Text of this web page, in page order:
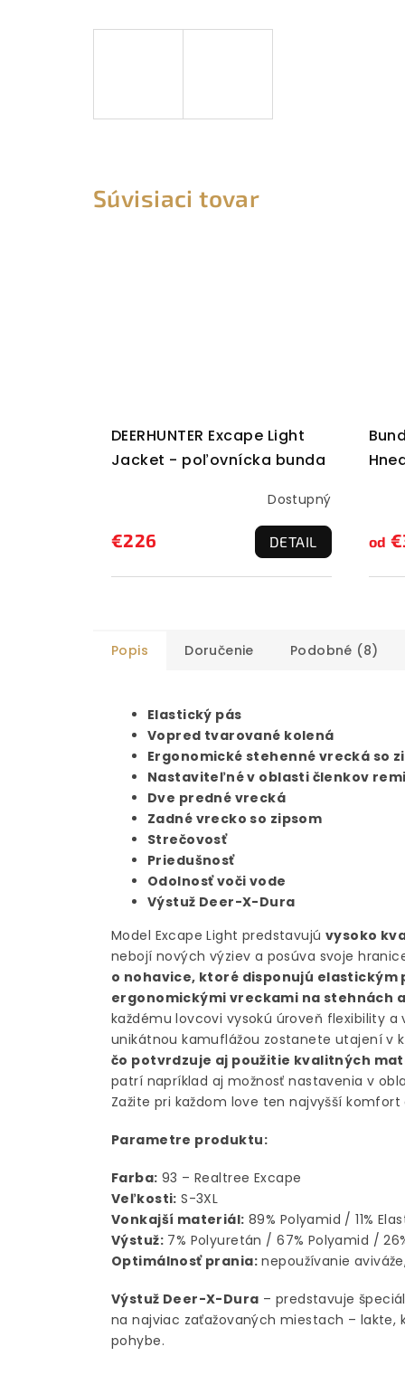
Súvisiaci tovar
DEERHUNTER Excape Light
Jacket - poľovnícka bunda
Dostupný
€226 DETAIL od
Popis Doručenie Podobné (8)
Elastický pás
Vopred tvarované kolená
Ergonomické stehenné vrecká so
Nastaviteľné v oblasti členkov
Dve predné vrecká
Zadné vrecko so zipsom
Strečovosť
Priedušnosť
Odolnosť voči vode
Výstuž Deer-X-Dura
Model Excape Light predstavujú vysoko
nebojí nových výziev a posúva svoje
o nohavice, ktoré disponujú
ergonomickými vreckami na stehnách
každému lovcovi vysokú úroveň flexibility
unikátnou kamuflážou zostanete utajení v
čo potvrdzuje aj použitie kvalitných
patrí napríklad aj možnosť nastavenia v
Zažite pri každom love ten najvyšší
Parametre produktu:
Farba: 93 – Realtree Excape
Veľkosti: S-3XL
Vonkajší materiál: 89% Polyamid / 11%
Výstuž: 7% Polyuretán / 67% Polyamid /
Optimálnosť prania: nepoužívanie
Výstuž Deer-X-Dura – predstavuje
na najviac zaťažovaných miestach – lakte,
pohybe.